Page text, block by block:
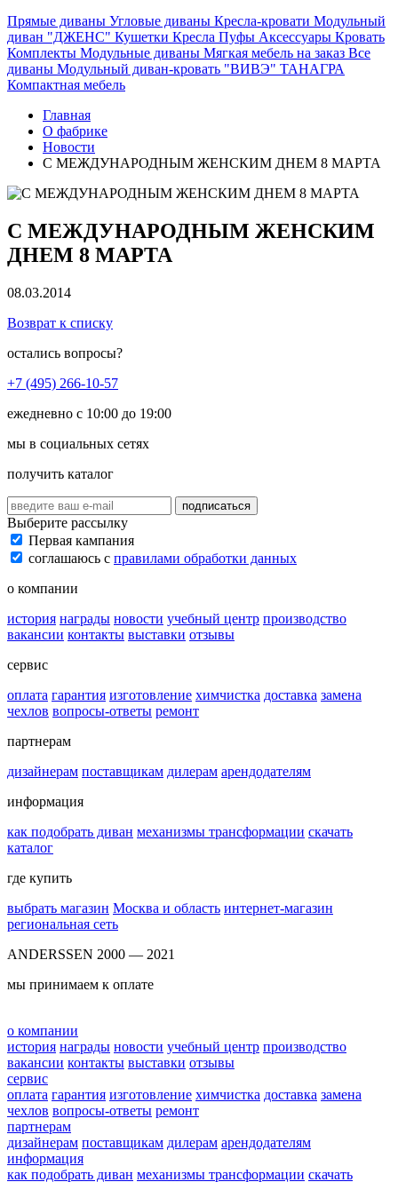
Прямые диваны Угловые диваны Кресла-кровати Модульный
диван "ДЖЕНС" Кушетки Кресла Пуфы Аксессуары Кровать
Комплекты Модульные диваны Мягкая мебель на заказ Все
диваны Модульный диван-кровать "ВИВЭ" ТАНАГРА
Компактная мебель
Главная
О фабрике
Новости
С МЕЖДУНАРОДНЫМ ЖЕНСКИМ ДНЕМ 8 МАРТА
С МЕЖДУНАРОДНЫМ ЖЕНСКИМ
ДНЕМ 8 МАРТА
08.03.2014
Возврат к списку
остались вопросы?
+7 (495) 266-10-57
ежедневно с 10:00 до 19:00
мы в социальных сетях
получить каталог
подписаться
Выберите рассылку
Первая кампания
соглашаюсь с правилами обработки данных
о компании
история награды новости учебный центр производство
вакансии контакты выставки отзывы
сервис
оплата гарантия изготовление химчистка доставка замена
чехлов вопросы-ответы ремонт
партнерам
дизайнерам поставщикам дилерам арендодателям
информация
как подобрать диван механизмы трансформации скачать
каталог
где купить
выбрать магазин Москва и область интернет-магазин
региональная сеть
ANDERSSEN 2000 — 2021
мы принимаем к оплате
о компании
история награды новости учебный центр производство
вакансии контакты выставки отзывы
сервис
оплата гарантия изготовление химчистка доставка замена
чехлов вопросы-ответы ремонт
партнерам
дизайнерам поставщикам дилерам арендодателям
информация
как подобрать диван механизмы трансформации скачать